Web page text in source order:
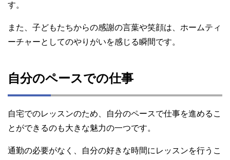
す。
また、子どもたちからの感謝の言葉や笑顔は、ホームティ
ーチャーとしてのやりがいを感じる瞬間です。
自分のペースでの仕事
自宅でのレッスンのため、自分のペースで仕事を進めるこ
とができるのも大きな魅力の一つです。
通勤の必要がなく、自分の好きな時間にレッスンを行うこ